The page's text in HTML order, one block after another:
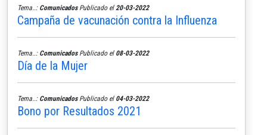
Tema..: ComunicadosPublicado el 20-03-2022
Campaña de vacunación contra la Influenza
Tema..: ComunicadosPublicado el 08-03-2022
Día de la Mujer
Tema..: ComunicadosPublicado el 04-03-2022
Bono por Resultados 2021